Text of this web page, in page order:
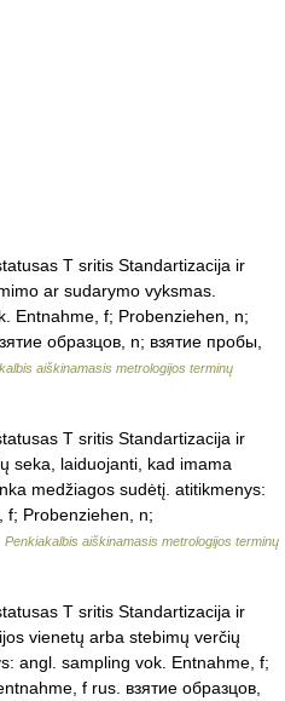
T sritis Standartizacija ir
ar sudarymo vyksmas.
Entnahme, f; Probenziehen, n;
образцов, n; взятие пробы,
aiškinamasis metrologijos terminų
T sritis Standartizacija ir
seka, laiduojanti, kad imama
medžiagos sudėtį. atitikmenys:
f; Probenziehen, n;
Penkiakalbis aiškinamasis metrologijos terminų
T sritis Standartizacija ir
vienetų arba stebimų verčių
angl. sampling vok. Entnahme, f;
f rus. взятие образцов,